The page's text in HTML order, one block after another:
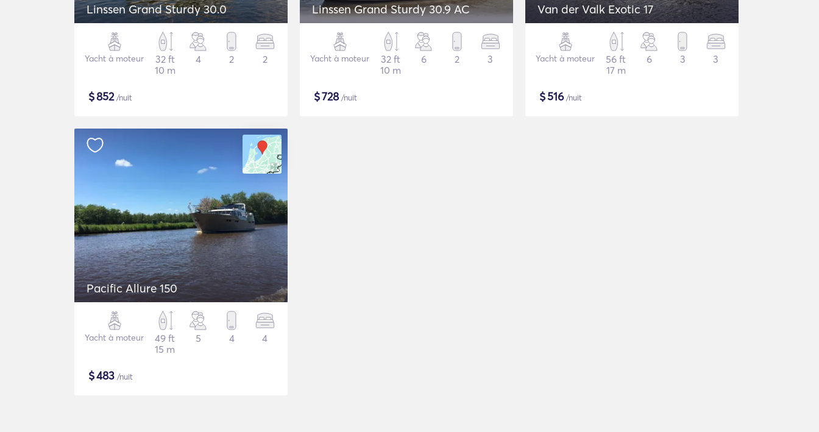
Linssen Grand Sturdy 30.0
Yacht à moteur
32 ft
10 m
4 2 2
$852/nuit
Linssen Grand Sturdy 30.9 AC
Yacht à moteur
32 ft
10 m
6 2 3
$728/nuit
Van der Valk Exotic 17
Yacht à moteur
56 ft
17 m
6 3 3
$516/nuit
Pacific Allure 150
Yacht à moteur
49 ft
15 m
5 4 4
$483 /nuit